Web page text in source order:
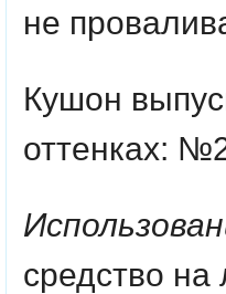
не
Кушон
оттенках:
средство